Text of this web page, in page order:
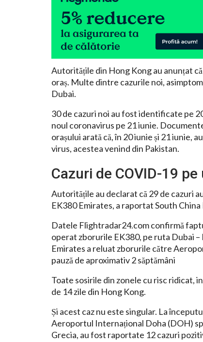
Autoritățile din Hong Kong au anunțat
oraș. Multe dintre cazurile noi,
Dubai.
30 de cazuri noi au fost identificate pe
noul coronavirus pe 21 iunie.
orașului arată că, în 20 iunie și 21 iunie,
virus, acestea venind din Pakistan.
Cazuri de COVID-19
Autoritățile au declarat că 29 de cazuri
EK380 Emirates, a raportat South
Datele Flightradar24.com confirmă
operat zborurile EK380, pe ruta Dubai –
Emirates a reluat zborurile către
pauză de aproximativ 2 săptămâni
Toate sosirile din zonele cu risc ridicat,
de 14 zile din Hong Kong.
Și acest caz nu este singular. La
Aeroportul Internațional Doha (DOH)
Grecia, au fost raportate 12 cazuri